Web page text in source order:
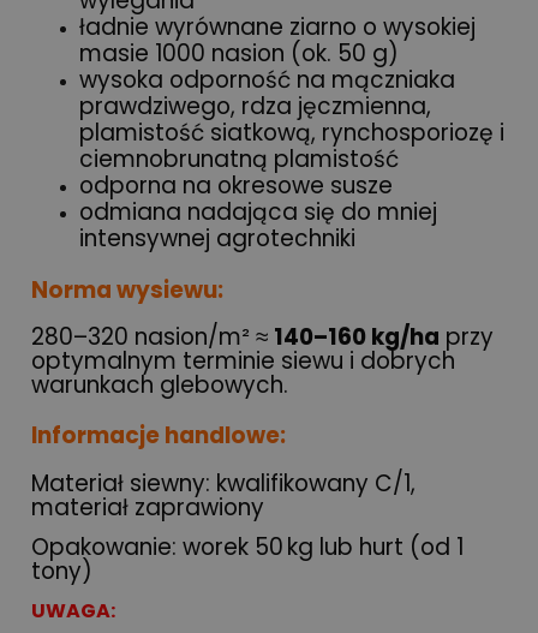
ładnie wyrównane ziarno o wysokiej
masie 1000 nasion (ok. 50 g)
wysoka odporność na mączniaka
prawdziwego, rdza jęczmienna,
plamistość siatkową, rynchosporiozę i
ciemnobrunatną plamistość
odporna na okresowe susze
odmiana nadająca się do mniej
intensywnej agrotechniki
Norma wysiewu:
280–320 nasion/m² ≈ 140–160 kg/ha przy
optymalnym terminie siewu i dobrych
warunkach glebowych.
Informacje handlowe:
Materiał siewny: kwalifikowany C/1,
materiał zaprawiony
Opakowanie: worek 50 kg lub hurt (od 1
tony)
UWAGA: